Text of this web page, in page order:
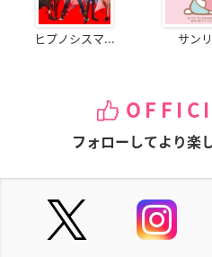
ヒプノシスマ... サン
フォローしてより楽